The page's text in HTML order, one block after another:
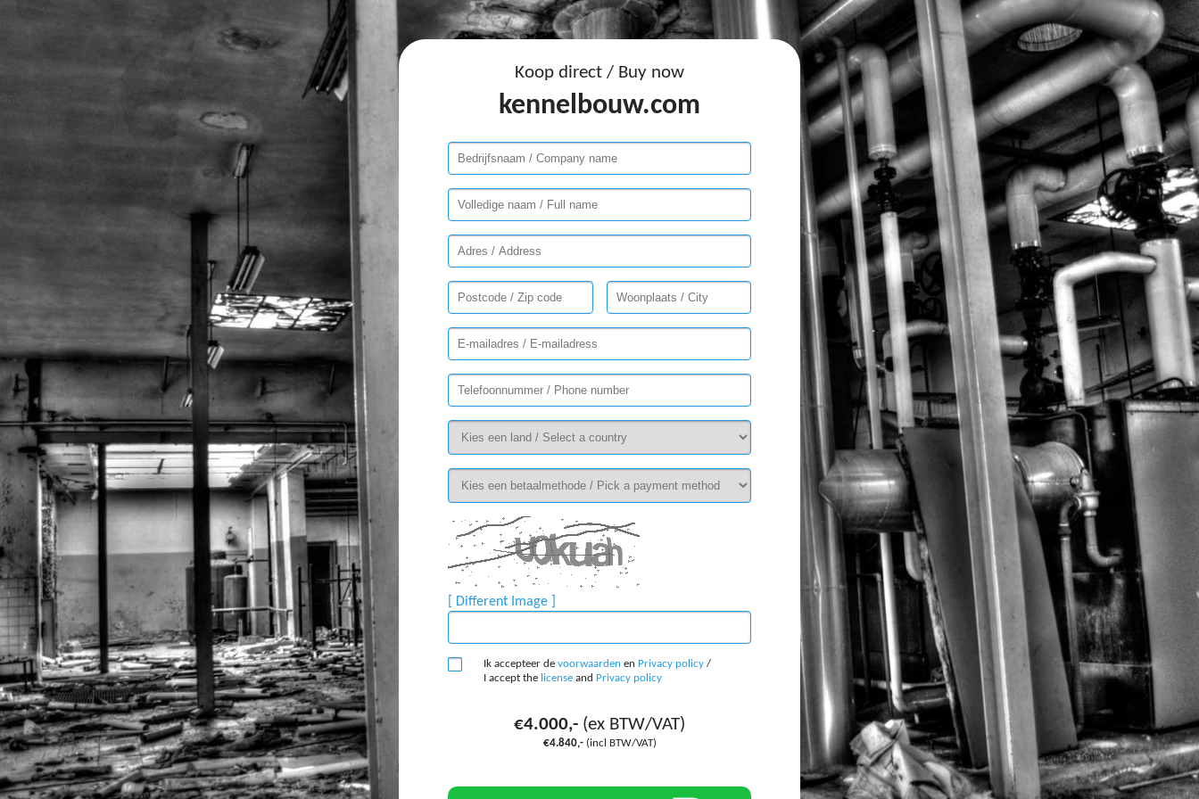
Koop direct / Buy now
kennelbouw.com
[ Different Image ]
Ik accepteer de voorwaarden en Privacy policy /
I accept the license and Privacy policy
€4.000,- (ex BTW/VAT)
€4.840,-(incl BTW/VAT)